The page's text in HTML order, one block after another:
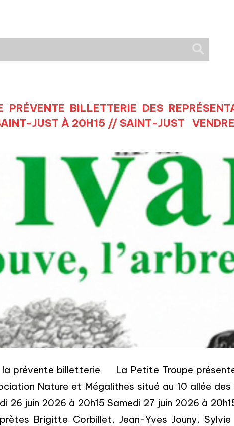
PRÉVENTE BILLETTERIE DES
JUST À 20H15 // SAINT-JUST
la prévente billetterie La Petite Troupe
Nature et Mégalithes situé au 10 allée
26 juin 2026 à 20h15 Samedi 27 juin 2026 à
Brigitte Corbillet, Jean-Yves Jouny, Sylvie